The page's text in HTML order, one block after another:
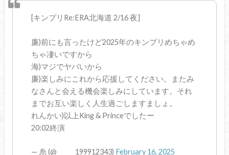
[キンプリRe:ERA北海道 2/16 夜]
廉)前にも言ったけど2025年のキンプリめちゃめ
ちゃ凄いですから
海)マジでヤバいから
廉)楽しみにこれから応援してください。またみ
なさんと会える機会楽しみにしています。それ
までお互い楽しく人生過ごしますましょ。
れんかい)以上King & Princeでしたー
20:02終演
— 糸 (@______199912343) February 16, 2025